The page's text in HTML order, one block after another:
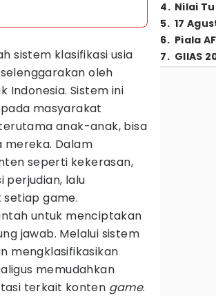
sistem klasifikasi usia
oleh
Indonesia. Sistem ini
masyarakat
anak-anak, bisa
mereka. Dalam
seperti kekerasan,
perjudian, lalu
game.
untuk menciptakan
jawab. Melalui sistem
mengklasifikasikan
memudahkan
terkait konten game.
4. Nilai
5. 17
6. Piala
7. GIIAS